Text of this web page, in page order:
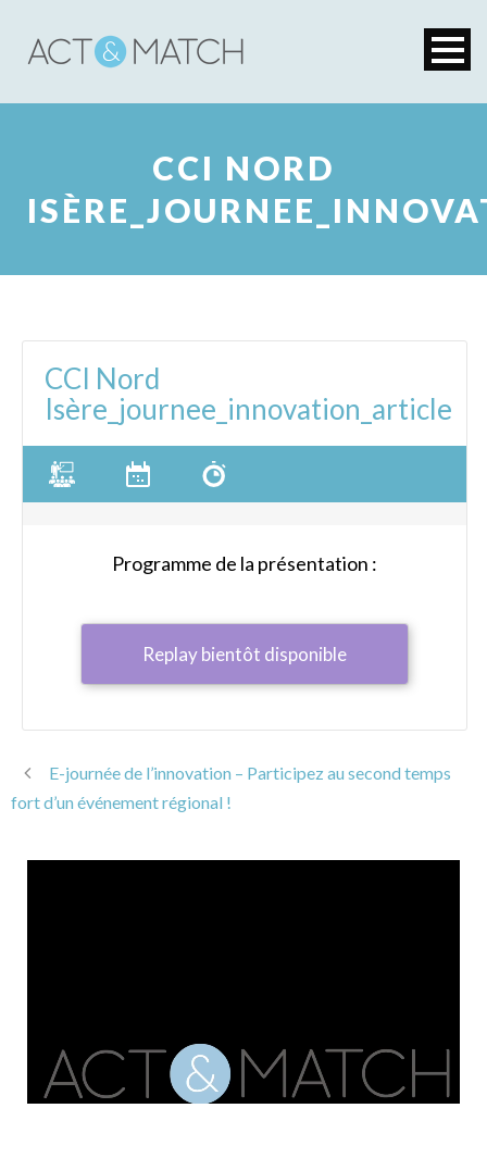
CCI NORD
CCI Nord
Isère_journee_innovation_article
Programme de la présentation :
Replay bientôt disponible
E-journée de l’innovation – Participez au second temps
fort d’un événement régional !